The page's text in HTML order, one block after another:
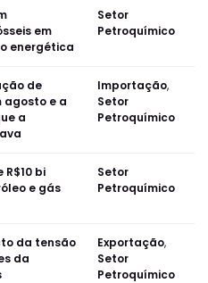
em
energética
Setor
Petroquímico
de
agosto e a
a
Importação,
Setor
Petroquímico
bi
e gás
Setor
Petroquímico
da tensão
da
Exportação,
Setor
Petroquímico